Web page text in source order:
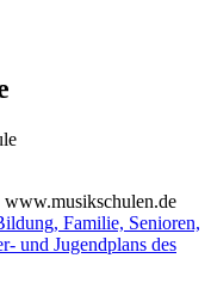
www.musikschulen.de